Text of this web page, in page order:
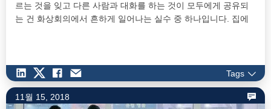
르는 것을 잊고 다른 사람과 대화를 하는 것이 모두에게 공유되
는 건 화상회의에서 흔하게 일어나는 실수 중 하나입니다. 집에
를 하고 있는 사람만 모르고 모두들…
Tags
11월 15, 2018